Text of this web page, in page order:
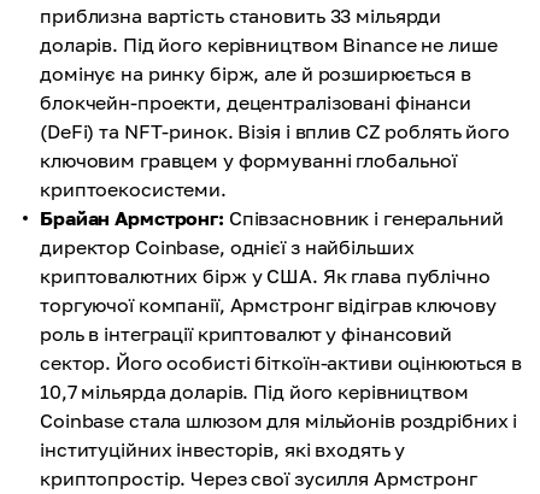
приблизна вартість становить 33 мільярди
доларів. Під його керівництвом Binance не лише
домінує на ринку бірж, але й розширюється в
блокчейн-проекти, децентралізовані фінанси
(DeFi) та NFT-ринок. Візія і вплив CZ роблять його
ключовим гравцем у формуванні глобальної
криптоекосистеми.
Брайан Армстронг: Співзасновник і генеральний
директор Coinbase, однієї з найбільших
криптовалютних бірж у США. Як глава публічно
торгуючої компанії, Армстронг відіграв ключову
роль в інтеграції криптовалют у фінансовий
сектор. Його особисті біткоїн-активи оцінюються в
10,7 мільярда доларів. Під його керівництвом
Coinbase стала шлюзом для мільйонів роздрібних і
інституційних інвесторів, які входять у
криптопростір. Через свої зусилля Армстронг